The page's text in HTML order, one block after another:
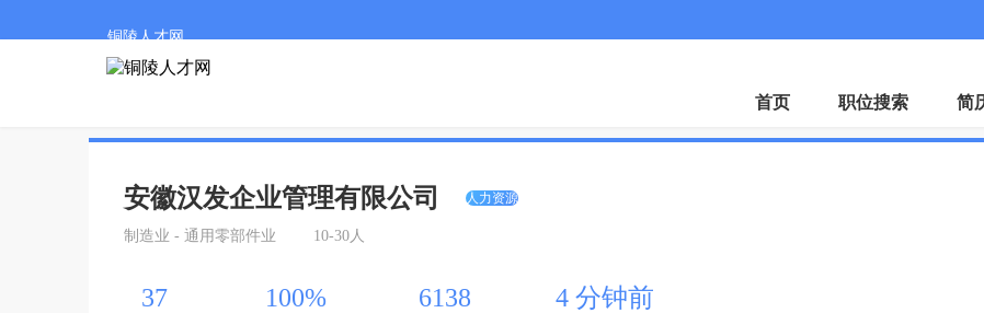
铜陵人才网
客服微
首页 职位搜索 简
安徽汉发企业管理有限公司 人力资源
制造业 - 通用零部件业 10-30人
37 100% 6138 4 分钟前